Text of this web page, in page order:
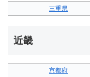
三重県
近畿
京都府